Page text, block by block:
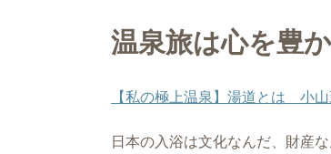
温泉旅は心を豊
【私の極上温泉】湯道とは 小山
日本の入浴は文化なんだ、財産